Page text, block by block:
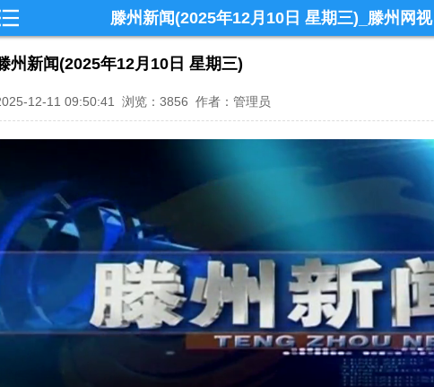
滕州新闻(2025年12月10日 星期三)_滕州网视
州新闻(2025年12月10日 星期三)
12-11 09:50:41 浏览：3856 作者：管理员